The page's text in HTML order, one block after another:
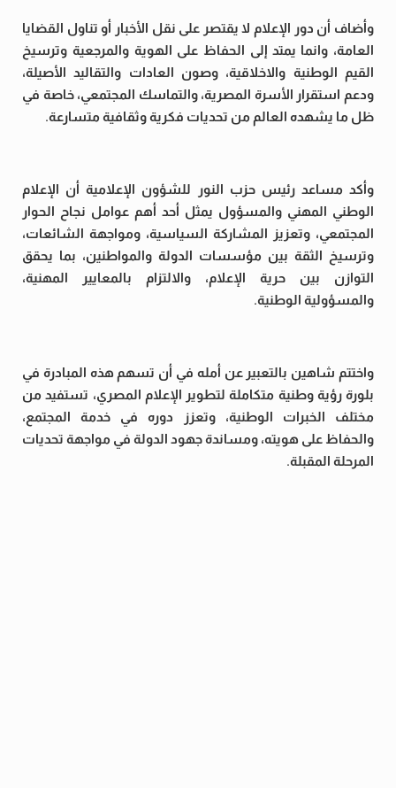
وأضاف أن دور الإعلام لا يقتصر على نقل الأخبار أو تناول القضايا
العامة، وانما يمتد إلى الحفاظ على الهوية والمرجعية وترسيخ
القيم الوطنية والاخلاقية، وصون العادات والتقاليد الأصيلة،
ودعم استقرار الأسرة المصرية، والتماسك المجتمعي، خاصة في
ظل ما يشهده العالم من تحديات فكرية وثقافية متسارعة.
وأكد مساعد رئيس حزب النور للشؤون الإعلامية أن الإعلام
الوطني المهني والمسؤول يمثل أحد أهم عوامل نجاح الحوار
المجتمعي، وتعزيز المشاركة السياسية، ومواجهة الشائعات،
وترسيخ الثقة بين مؤسسات الدولة والمواطنين، بما يحقق
التوازن بين حرية الإعلام، والالتزام بالمعايير المهنية،
والمسؤولية الوطنية.
واختتم شاهين بالتعبير عن أمله في أن تسهم هذه المبادرة في
بلورة رؤية وطنية متكاملة لتطوير الإعلام المصري، تستفيد من
مختلف الخبرات الوطنية، وتعزز دوره في خدمة المجتمع،
والحفاظ على هويته، ومساندة جهود الدولة في مواجهة تحديات
المرحلة المقبلة.